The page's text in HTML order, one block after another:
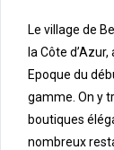
Le village de
la Côte
Epoque du
gamme. On y
boutiques
nombreux